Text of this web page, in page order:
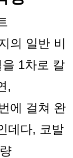
의 일반 비
1차로 칼
,
에 걸쳐 완
데다, 코발